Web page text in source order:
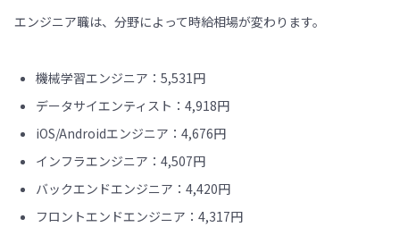
エンジニア職は、分野によって時給相場が変わります。
機械学習エンジニア：5,531円
データサイエンティスト：4,918円
iOS/Androidエンジニア：4,676円
インフラエンジニア：4,507円
バックエンドエンジニア：4,420円
フロントエンドエンジニア：4,317円